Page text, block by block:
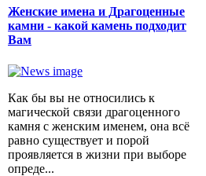
Женские имена и Драгоценные
камни - какой камень подходит
Вам
Как бы вы не относились к
магической связи драгоценного
камня с женским именем, она всё
равно существует и порой
проявляется в жизни при выборе
опреде...